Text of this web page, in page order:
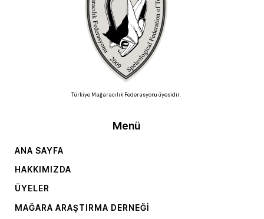
Türkiye Mağaracılık Federasyonu üyesidir.
Menü
ANA SAYFA
HAKKIMIZDA
ÜYELER
MAĞARA ARAŞTIRMA DERNEĞI